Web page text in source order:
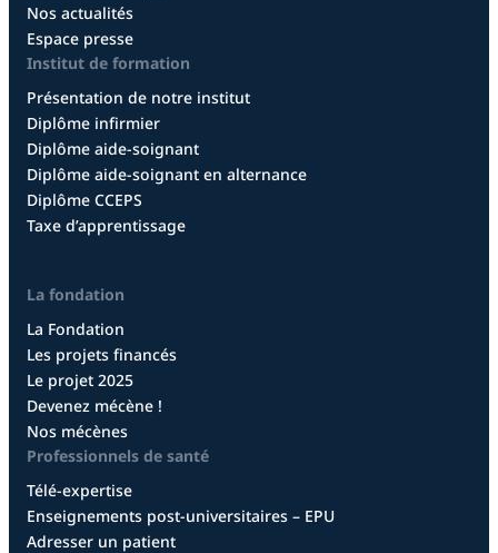
Nos actualités
Espace presse
Institut de formation
Présentation de notre institut
Diplôme infirmier
Diplôme aide-soignant
Diplôme aide-soignant en alternance
Diplôme CCEPS
Taxe d’apprentissage
La fondation
La Fondation
Les projets financés
Le projet 2025
Devenez mécène !
Nos mécènes
Professionnels de santé
Télé-expertise
Enseignements post-universitaires – EPU
Adresser un patient